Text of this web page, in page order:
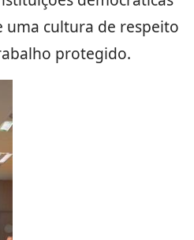
uma cultura de respeito
protegido.